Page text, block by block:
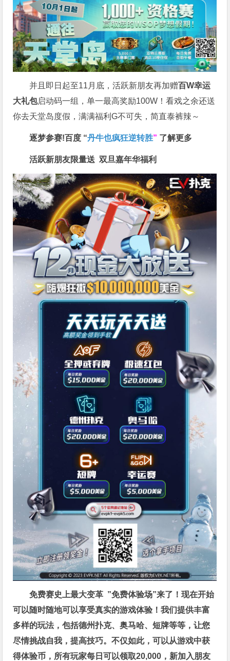
并且即日起至11月底，活跃新朋友再加赠百W幸运
大礼包启动码一组，单一最高奖励100W！看戏之余还送
你去天堂岛度假，满满福利G不可失，简直泰裤辣～
逐梦参赛!百度 “丹牛也疯狂逆转胜” 了解更多
活跃新朋友限量送双旦嘉年华福利
免费赛史上最大变革 ”免费体验场”来了！现在开始
可以随时随地可以享受真实的游戏体验！我们提供丰富
多样的玩法，包括德州扑克、奥马哈、短牌等等，让您
尽情挑战自我，提高技巧。不仅如此，可以从游戏中获
得体验币，所有玩家每日可以领取20,000，新加入朋友